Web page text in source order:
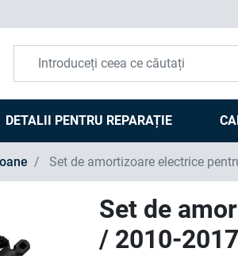
DETALII PENTRU REPARAȚIE
Set de amortizoare electrice
Set de
/ 2010-2017